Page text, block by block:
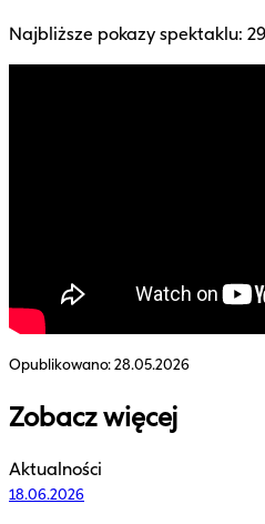
Najbliższe pokazy spektaklu:
Opublikowano:28.05.2026
Zobacz więcej
Aktualności
18.06.2026